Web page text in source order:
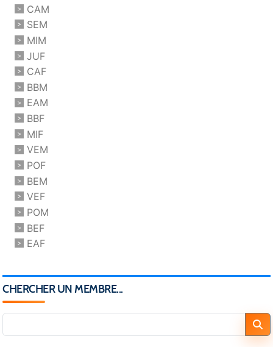
CAM
SEM
MIM
JUF
CAF
BBM
EAM
BBF
MIF
VEM
POF
BEM
VEF
POM
BEF
EAF
CHERCHER UN MEMBRE...